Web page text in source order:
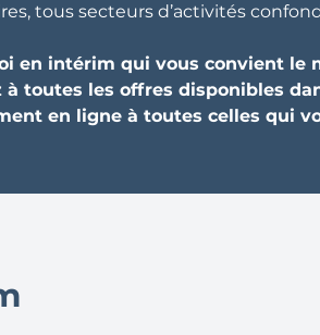
tous secteurs d’activités
en intérim qui vous convient le
toutes les offres disponibles
en ligne à toutes celles qui